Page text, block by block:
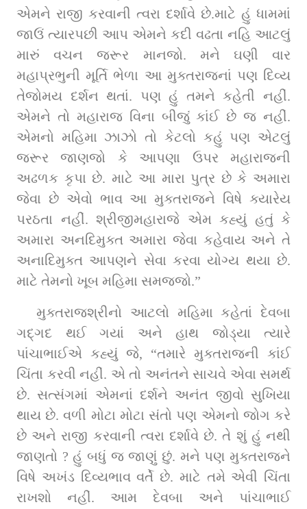
એમને રાજી કરવાની ત્વરા દર્શાવે છે.માટે હું ધામમાં
જાઉં ત્યારપછી આપ એમને કદી વઢતા નહિ આટલું
મારું વચન જરૂર માનજો. મને ઘણી વાર
મહાપ્રભુની મૂર્તિ ભેળા આ મુક્તરાજનાં પણ દિવ્ય
તેજોમય દર્શન થતાં. પણ હું તમને કહેતી નહીં.
એમને તો મહારાજ વિના બીજું કાંઈ છે જ નહીં.
એમનો મહિમા ઝાઝો તો કેટલો કહું પણ એટલું
જરૂર જાણજો કે આપણા ઉપર મહારાજની
અઢળક કૃપા છે. માટે આ મારા પુત્ર છે કે અમારા
જેવા છે એવો ભાવ આ મુક્તરાજને વિષે ક્યારેય
પરઠતા નહીં. શ્રીજીમહારાજે એમ કહ્યું હતું કે
અમારા અનદિમુક્ત અમારા જેવા કહેવાય અને તે
અનાદિમુક્ત આપણને સેવા કરવા યોગ્ય થયા છે.
માટે તેમનો ખૂબ મહિમા સમજજો.”
મુક્તરાજશ્રીનો આટલો મહિમા કહેતાં દેવબા
ગદ્‌ગદ થઈ ગયાં અને હાથ જોડ્યા ત્યારે
પાંચાભાઈએ કહ્યું જે, “તમારે મુક્તરાજની કાંઈ
ચિંતા કરવી નહીં. એ તો અનંતને સાચવે એવા સમર્થ
છે. સત્સંગમાં એમનાં દર્શને અનંત જીવો સુખિયા
થાય છે. વળી મોટા મોટા સંતો પણ એમનો જોગ કરે
છે અને રાજી કરવાની ત્વરા દર્શાવે છે. તે શું હું નથી
જાણતો ? હું બધું જ જાણું છું. મને પણ મુક્તરાજને
વિષે અખંડ દિવ્યભાવ વર્તે છે. માટે તમે એવી ચિંતા
રાખશો નહીં. આમ દેવબા અને પાંચાભાઈ